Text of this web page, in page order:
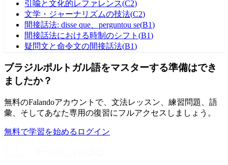
引喩と文化的レファレンス(C2)
文学・ジャーナリズムの技法(C2)
間接話法: disse que、perguntou se(B1)
間接話法における時制のシフト (B1)
疑問文と命令文の間接話法(B1)
ブラジルポルトガル語をマスターする準備はでき
ましたか？
無料のFalandoアカウントで、文法レッスン、練習問題、語
彙、そしてあなた専用の復習にフルアクセスしましょう。
無料で学習を始める ログイン